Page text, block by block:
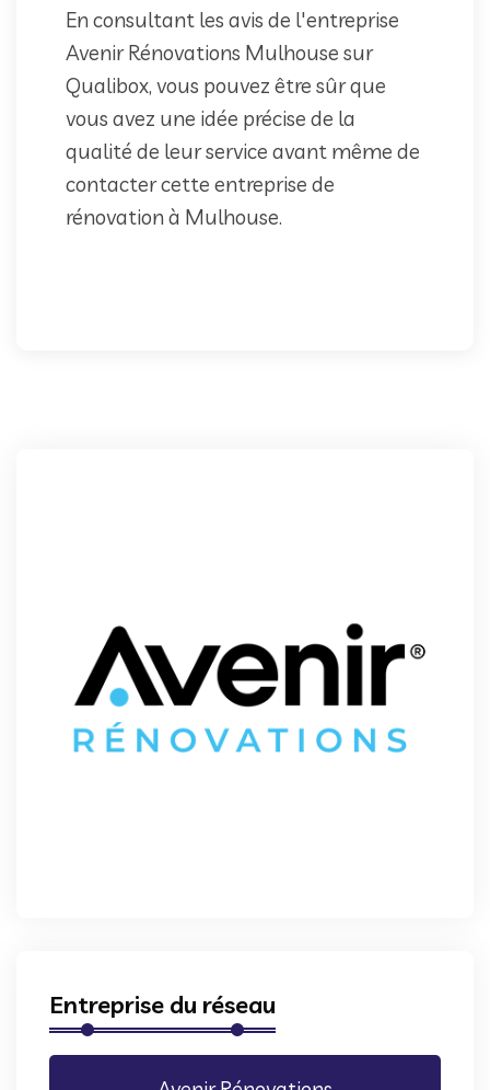
En consultant les avis de l'entreprise
Avenir Rénovations Mulhouse sur
Qualibox, vous pouvez être sûr que
vous avez une idée précise de la
qualité de leur service avant même de
contacter cette entreprise de
rénovation à Mulhouse.
Entreprise du réseau